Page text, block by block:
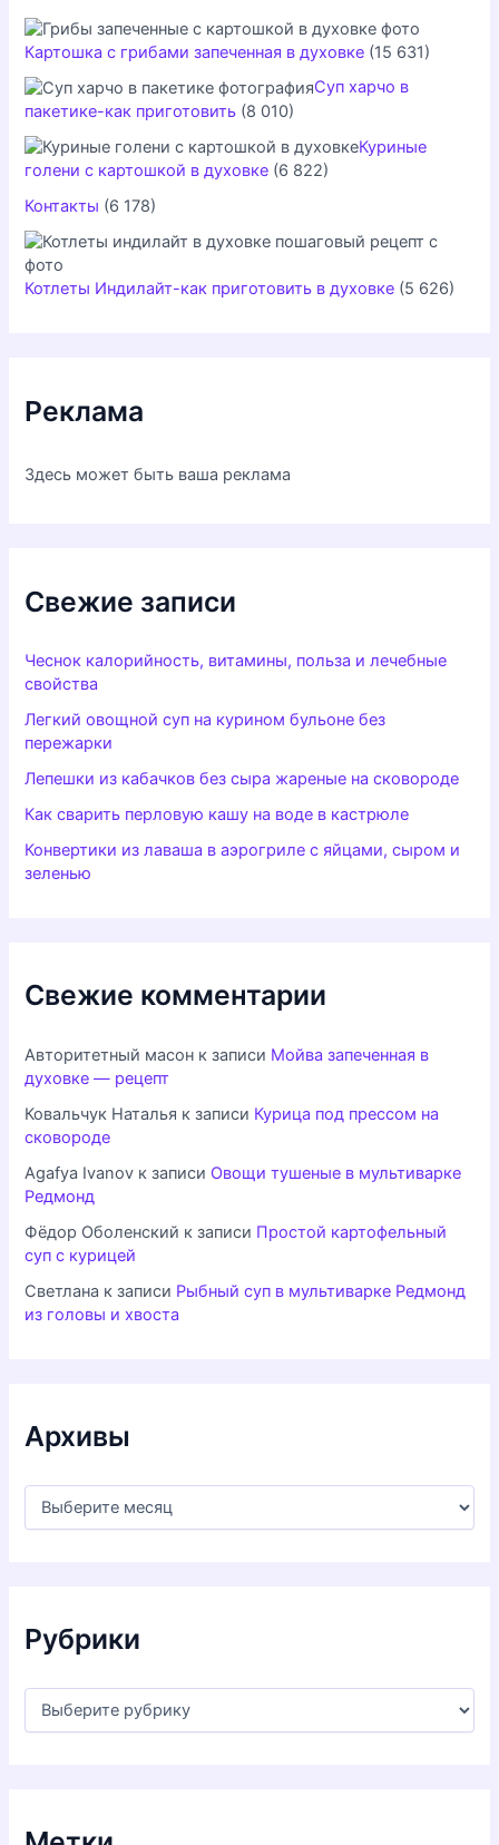
Картошка с грибами запеченная в духовке (15 631)
Суп харчо в
пакетике-как приготовить (8 010)
Куриные
голени с картошкой в духовке (6 822)
Контакты (6 178)
Котлеты Индилайт-как приготовить в духовке (5 626)
Реклама
Здесь может быть ваша реклама
Свежие записи
Чеснок калорийность, витамины, польза и лечебные
свойства
Легкий овощной суп на курином бульоне без
пережарки
Лепешки из кабачков без сыра жареные на сковороде
Как сварить перловую кашу на воде в кастрюле
Конвертики из лаваша в аэрогриле с яйцами, сыром и
зеленью
Свежие комментарии
Авторитетный масон к записи Мойва запеченная в
духовке — рецепт
Ковальчук Наталья к записи Курица под прессом на
сковороде
Agafya Ivanov к записи Овощи тушеные в мультиварке
Редмонд
Фёдор Оболенский к записи Простой картофельный
суп с курицей
Светлана к записи Рыбный суп в мультиварке Редмонд
из головы и хвоста
Архивы
Рубрики
и